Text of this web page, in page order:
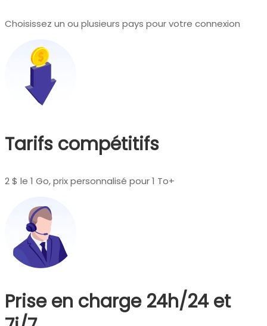
Choisissez un ou plusieurs pays pour votre connexion
Tarifs compétitifs
2 $ le 1 Go, prix personnalisé pour 1 To+
Prise en charge 24h/24 et